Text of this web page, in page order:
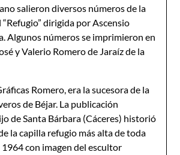
salieron diversos números de la
dirigida por Ascensio
Algunos números se imprimieron en
y Valerio Romero de Jaraíz de la
Romero, era la sucesora de la
de Béjar. La publicación
de Santa Bárbara (Cáceres) historió
la capilla refugio más alta de toda
con imagen del escultor